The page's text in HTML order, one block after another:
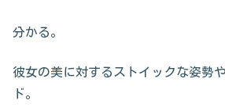
分かる。
彼女の美に対するストイックな姿勢
ド。